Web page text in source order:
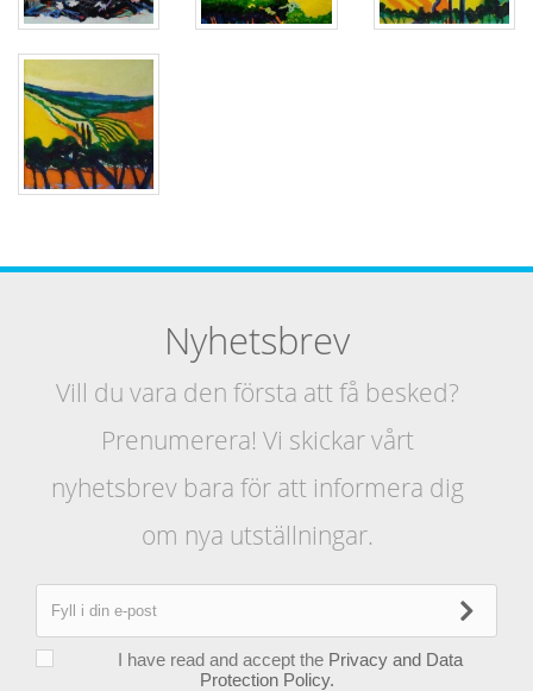
Nyhetsbrev
Vill du vara den första att få besked?
Prenumerera! Vi skickar vårt
nyhetsbrev bara för att informera dig
om nya utställningar.
I have read and accept the Privacy and Data
Protection Policy.